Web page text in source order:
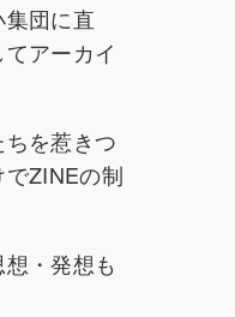
団に直
アーカイ
を惹きつ
ZINEの制
・発想も